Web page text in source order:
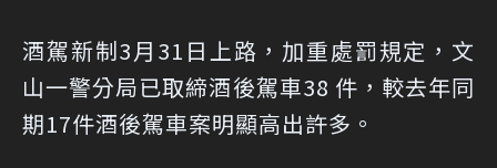
酒駕新制3月31日上路，加重處罰規定，文
山一警分局已取締酒後駕車38 件，較去年同
期17件酒後駕車案明顯高出許多。